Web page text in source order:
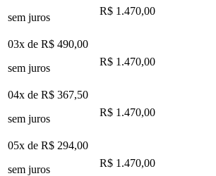
sem juros
R$ 1.470,00
03x de R$ 490,00
sem juros
R$ 1.470,00
04x de R$ 367,50
sem juros
R$ 1.470,00
05x de R$ 294,00
sem juros
R$ 1.470,00